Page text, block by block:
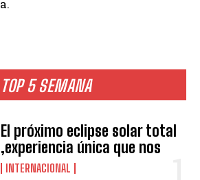
TOP 5 SEMANA
El próximo eclipse solar total
,experiencia única que nos
INTERNACIONAL